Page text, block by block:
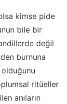
kimse pide
bile bir
değil
burnuna
ritüeller
anıların